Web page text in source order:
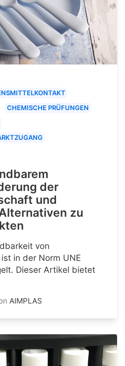
CHEMISCHE PRÜFUNGEN
der
und
zu
von
in der Norm UNE
Dieser Artikel bietet
AIMPLAS